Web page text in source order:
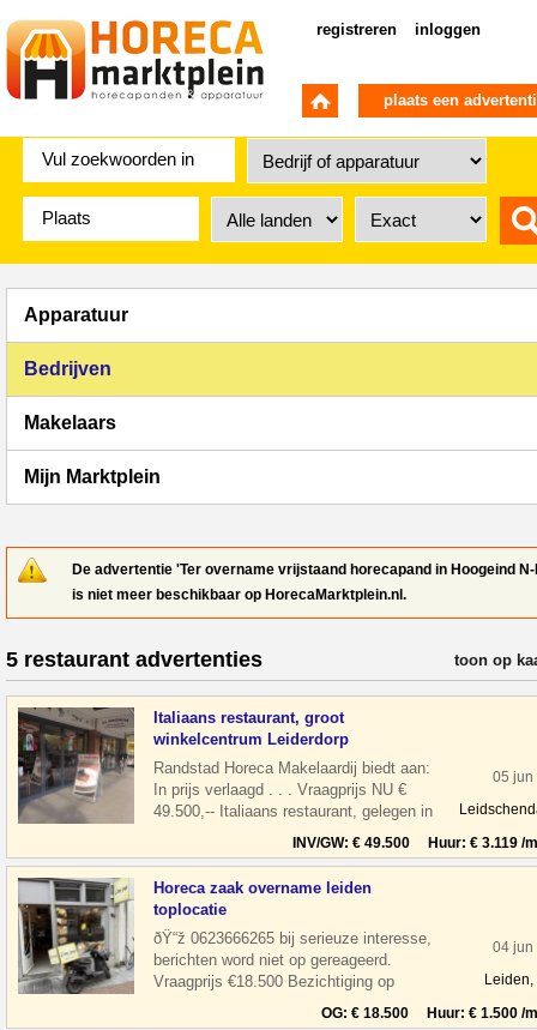
registreren inloggen
plaats een
Apparatuur
Bedrijven
Makelaars
Mijn Marktplein
De advertentie 'Ter overname vrijstaand horecapand in Hoogeind
is niet meer beschikbaar op HorecaMarktplein.nl.
5 restaurant advertenties verfijn
toon op
Italiaans restaurant, groot
winkelcentrum Leiderdorp
Randstad Horeca Makelaardij biedt aan:
In prijs verlaagd . . . Vraagprijs NU €
49.500,-- Italiaans restaurant, gelegen in
een groot winkelcentrum Wink
05 jun
INV/GW: € 49.500 Huur: € 3.119 /
Horeca zaak overname leiden
toplocatie
ðŸ“ž 0623666265 bij serieuze interesse,
berichten word niet op gereageerd.
Vraagprijs €18.500 Bezichtiging op
afspraak Overname horeca zaak in leiden
04 jun
Leiden,
OG: € 18.500 Huur: € 1.500 /